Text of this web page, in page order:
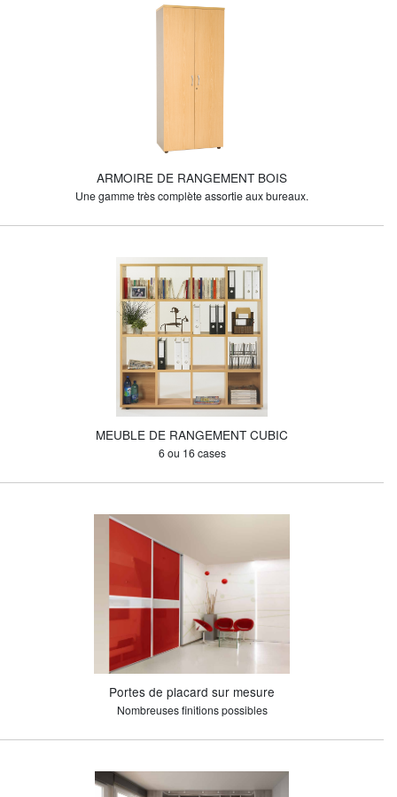
ARMOIRE DE RANGEMENT BOIS
Une gamme très complète assortie aux bureaux.
MEUBLE DE RANGEMENT CUBIC
6 ou 16 cases
Portes de placard sur mesure
Nombreuses finitions possibles